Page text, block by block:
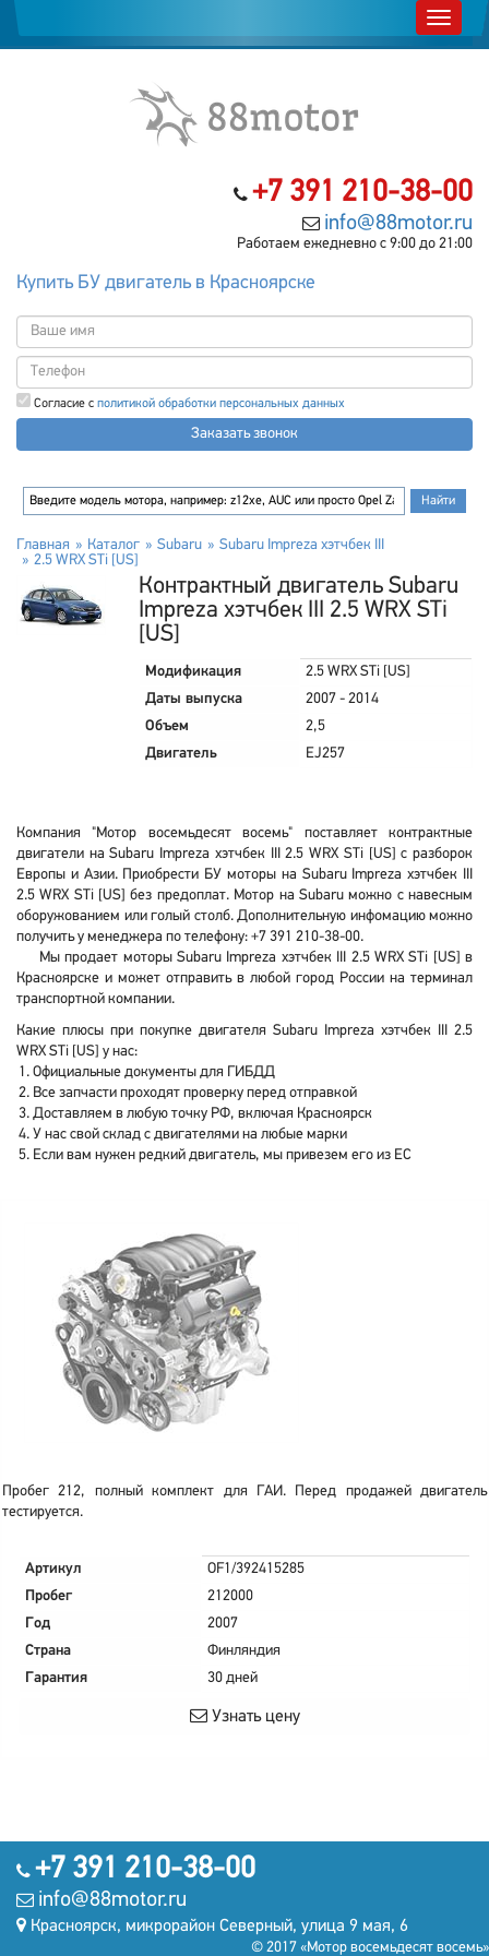
+7 391 210-38-00
info@88motor.ru
Работаем ежедневно с 9:00 до 21:00
Купить БУ двигатель в Красноярске
Согласие с политикой обработки персональных данных
Заказать звонок
Главная Каталог Subaru
Subaru Impreza хэтчбек III
2.5 WRX STi [US]
Контрактный двигатель Subaru
Impreza хэтчбек III 2.5 WRX STi
[US]
Модификация
2.5 WRX STi [US]
Даты выпуска
2007 - 2014
Объем
2,5
Двигатель
EJ257
Компания "Мотор восемьдесят восемь" поставляет контрактные
двигатели на Subaru Impreza хэтчбек III 2.5 WRX STi [US] с разборок
Европы и Азии. Приобрести БУ моторы на Subaru Impreza хэтчбек III
2.5 WRX STi [US] без предоплат. Мотор на Subaru можно с навесным
оборужованием или голый столб. Дополнительную инфомацию можно
получить у менеджера по телефону: +7 391 210-38-00.
Мы продает моторы Subaru Impreza хэтчбек III 2.5 WRX STi [US] в
Красноярске и может отправить в любой город России на терминал
транспортной компании.
Какие плюсы при покупке двигателя Subaru Impreza хэтчбек III 2.5
WRX STi [US] у нас:
Официальные документы для ГИБДД
Все запчасти проходят проверку перед отправкой
Доставляем в любую точку РФ, включая Красноярск
У нас свой склад с двигателями на любые марки
Если вам нужен редкий двигатель, мы привезем его из ЕС
Пробег 212, полный комплект для ГАИ. Перед продажей двигатель
тестируется.
Артикул
OF1/392415285
Пробег
212000
Год
2007
Страна
Финляндия
Гарантия
30 дней
Узнать цену
+7 391 210-38-00
info@88motor.ru
Красноярск, микрорайон Северный, улица 9 мая, 6
© 2017 «Мотор восемьдесят восемь»